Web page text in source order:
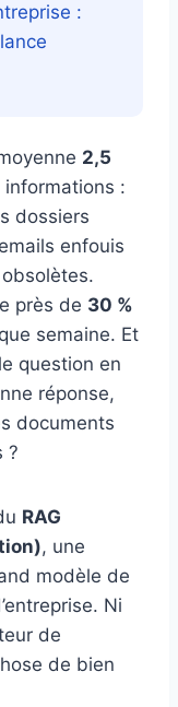
:
2,5
:
dossiers
enfouis
près de 30 %
semaine. Et
question en
réponse,
documents
?
RAG
, une
modèle de
Ni
de
de bien